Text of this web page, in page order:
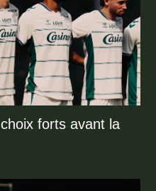
forts avant la